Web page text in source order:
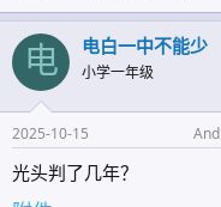
电 电白一中不能少
小学一年级
2025-10-15
光头判了几年？